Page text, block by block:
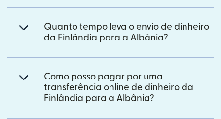
Quanto tempo leva o envio de dinheiro
da Finlândia para a Albânia?
Como posso pagar por uma
transferência online de dinheiro da
Finlândia para a Albânia?